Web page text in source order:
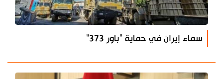
سماء إيران في حماية "باور 373"